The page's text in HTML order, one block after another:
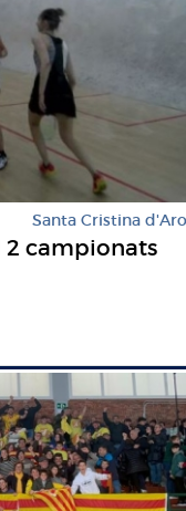
Santa Cristina d'Aro
2 campionats